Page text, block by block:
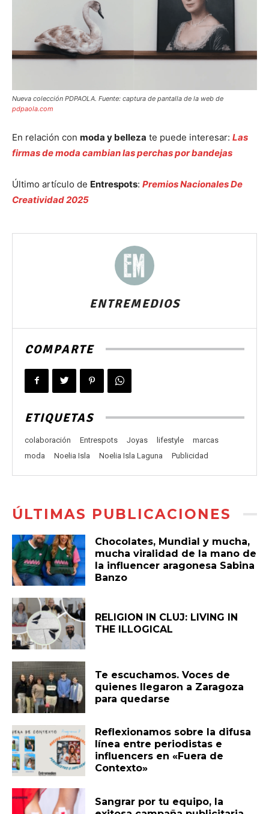
Nueva colección PDPAOLA. Fuente: captura de pantalla de la web de
pdpaola.com
En relación con moda y belleza te puede interesar: Las
firmas de moda cambian las perchas por bandejas
Último artículo de Entrespots: Premios Nacionales De
Creatividad 2025
ENTREMEDIOS
COMPARTE
ETIQUETAS
colaboración Entrespots Joyas lifestyle
marcas
moda
Noelia Isla Noelia Isla Laguna Publicidad
ÚLTIMAS PUBLICACIONES
Chocolates, Mundial y mucha,
mucha viralidad de la mano de
la influencer aragonesa Sabina
Banzo
RELIGION IN CLUJ: LIVING IN
THE ILLOGICAL
Te escuchamos. Voces de
quienes llegaron a Zaragoza
para quedarse
Reflexionamos sobre la difusa
línea entre periodistas e
influencers en «Fuera de
Contexto»
Sangrar por tu equipo, la